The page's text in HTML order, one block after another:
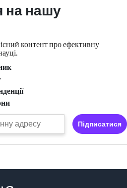
на нашу
контент про ефективну
Підписатися